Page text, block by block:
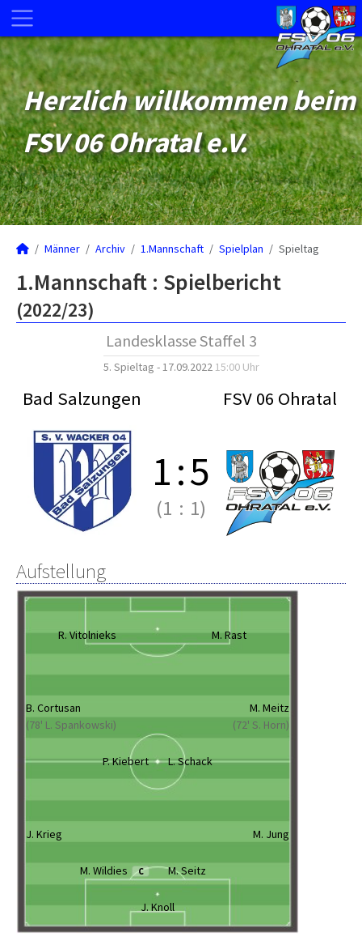
Herzlich willkommen beim
FSV 06 Ohratal e.V.
Männer Archiv 1.Mannschaft Spielplan Spieltag
1.Mannschaft : Spielbericht
(2022/23)
Landesklasse Staffel 3
5. Spieltag - 17.09.2022 15:00 Uhr
Bad Salzungen FSV 06 Ohratal
1:5
(1 : 1)
Aufstellung
R. Vitolnieks M. Rast
B. Cortusan
(78' L. Spankowski)
M. Meitz
(72' S. Horn)
P. Kiebert L. Schack
J. Krieg M. Jung
M. Wildies C M. Seitz
J. Knoll